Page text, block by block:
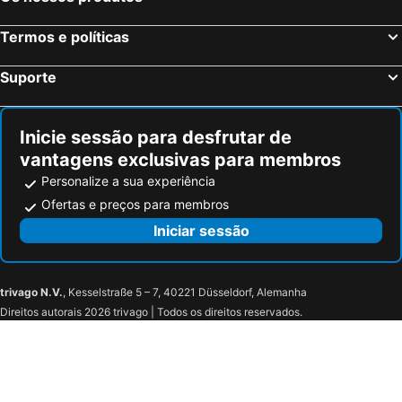
Asola, bed and breakfasts
Affi, bed and breakfasts
Sorbolo, bed and breakfasts
Cavriana, bed and breakfasts
Termos e políticas
Suporte
Inicie sessão para desfrutar de
vantagens exclusivas para membros
Personalize a sua experiência
Ofertas e preços para membros
Iniciar sessão
trivago N.V., Kesselstraße 5 – 7, 40221 Düsseldorf, Alemanha
Direitos autorais 2026 trivago | Todos os direitos reservados.